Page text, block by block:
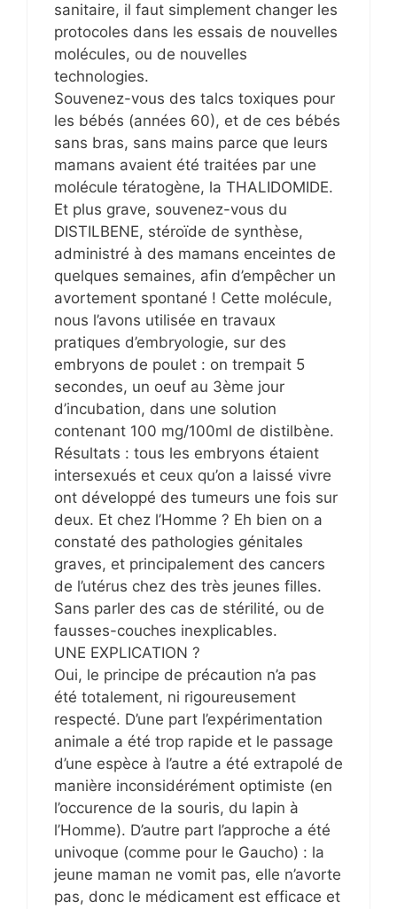
sanitaire, il faut simplement changer les
protocoles dans les essais de nouvelles
molécules, ou de nouvelles
technologies.
Souvenez-vous des talcs toxiques pour
les bébés (années 60), et de ces bébés
sans bras, sans mains parce que leurs
mamans avaient été traitées par une
molécule tératogène, la THALIDOMIDE.
Et plus grave, souvenez-vous du
DISTILBENE, stéroïde de synthèse,
administré à des mamans enceintes de
quelques semaines, afin d’empêcher un
avortement spontané ! Cette molécule,
nous l’avons utilisée en travaux
pratiques d’embryologie, sur des
embryons de poulet : on trempait 5
secondes, un oeuf au 3ème jour
d’incubation, dans une solution
contenant 100 mg/100ml de distilbène.
Résultats : tous les embryons étaient
intersexués et ceux qu’on a laissé vivre
ont développé des tumeurs une fois sur
deux. Et chez l’Homme ? Eh bien on a
constaté des pathologies génitales
graves, et principalement des cancers
de l’utérus chez des très jeunes filles.
Sans parler des cas de stérilité, ou de
fausses-couches inexplicables.
UNE EXPLICATION ?
Oui, le principe de précaution n’a pas
été totalement, ni rigoureusement
respecté. D’une part l’expérimentation
animale a été trop rapide et le passage
d’une espèce à l’autre a été extrapolé de
manière inconsidérément optimiste (en
l’occurence de la souris, du lapin à
l’Homme). D’autre part l’approche a été
univoque (comme pour le Gaucho) : la
jeune maman ne vomit pas, elle n’avorte
pas, donc le médicament est efficace et